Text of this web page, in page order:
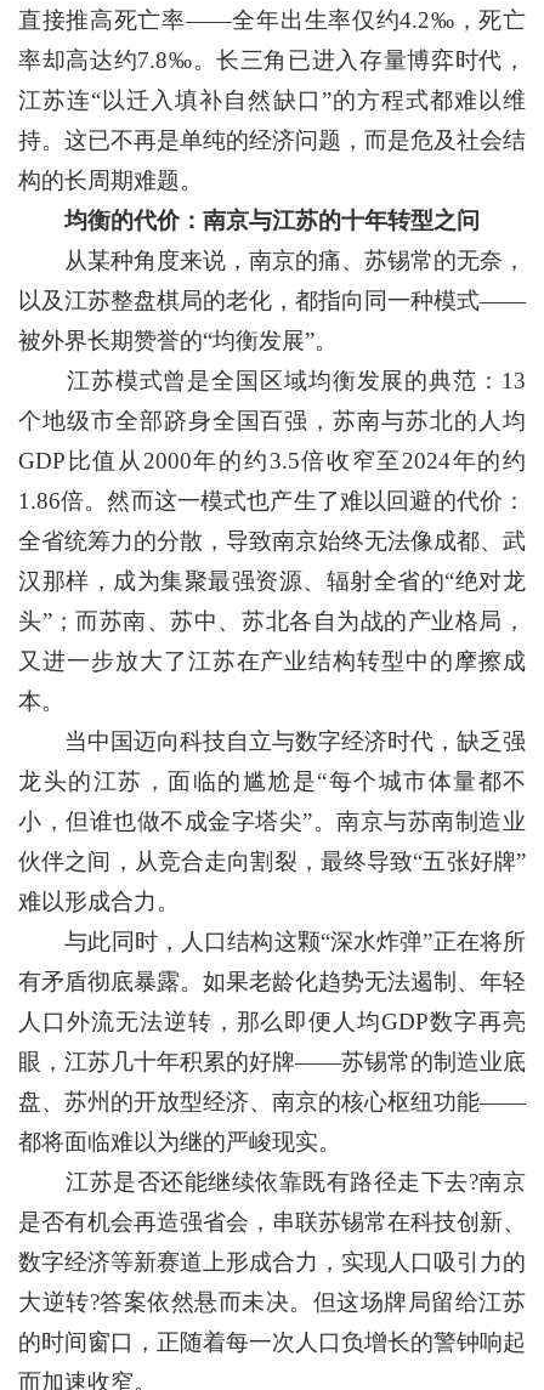
直接推高死亡率——全年出生率仅约4.2‰，死亡
率却高达约7.8‰。长三角已进入存量博弈时代，
江苏连“以迁入填补自然缺口”的方程式都难以维
持。这已不再是单纯的经济问题，而是危及社会结
构的长周期难题。
均衡的代价：南京与江苏的十年转型之问
从某种角度来说，南京的痛、苏锡常的无奈，
以及江苏整盘棋局的老化，都指向同一种模式——
被外界长期赞誉的“均衡发展”。
江苏模式曾是全国区域均衡发展的典范：13
个地级市全部跻身全国百强，苏南与苏北的人均
GDP比值从2000年的约3.5倍收窄至2024年的约
1.86倍。然而这一模式也产生了难以回避的代价：
全省统筹力的分散，导致南京始终无法像成都、武
汉那样，成为集聚最强资源、辐射全省的“绝对龙
头”；而苏南、苏中、苏北各自为战的产业格局，
又进一步放大了江苏在产业结构转型中的摩擦成
本。
当中国迈向科技自立与数字经济时代，缺乏强
龙头的江苏，面临的尴尬是“每个城市体量都不
小，但谁也做不成金字塔尖”。南京与苏南制造业
伙伴之间，从竞合走向割裂，最终导致“五张好牌”
难以形成合力。
与此同时，人口结构这颗“深水炸弹”正在将所
有矛盾彻底暴露。如果老龄化趋势无法遏制、年轻
人口外流无法逆转，那么即便人均GDP数字再亮
眼，江苏几十年积累的好牌——苏锡常的制造业底
盘、苏州的开放型经济、南京的核心枢纽功能——
都将面临难以为继的严峻现实。
江苏是否还能继续依靠既有路径走下去?南京
是否有机会再造强省会，串联苏锡常在科技创新、
数字经济等新赛道上形成合力，实现人口吸引力的
大逆转?答案依然悬而未决。但这场牌局留给江苏
的时间窗口，正随着每一次人口负增长的警钟响起
而加速收窄。